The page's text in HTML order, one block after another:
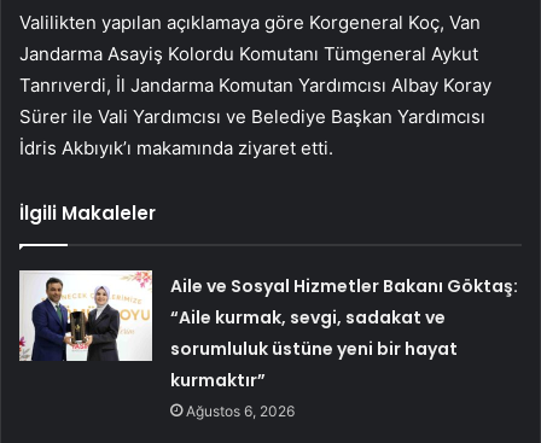
Valilikten yapılan açıklamaya göre Korgeneral Koç, Van
Jandarma Asayiş Kolordu Komutanı Tümgeneral Aykut
Tanrıverdi, İl Jandarma Komutan Yardımcısı Albay Koray
Sürer ile Vali Yardımcısı ve Belediye Başkan Yardımcısı
İdris Akbıyık’ı makamında ziyaret etti.
İlgili Makaleler
Aile ve Sosyal Hizmetler Bakanı Göktaş:
“Aile kurmak, sevgi, sadakat ve
sorumluluk üstüne yeni bir hayat
kurmaktır”
Ağustos 6, 2026